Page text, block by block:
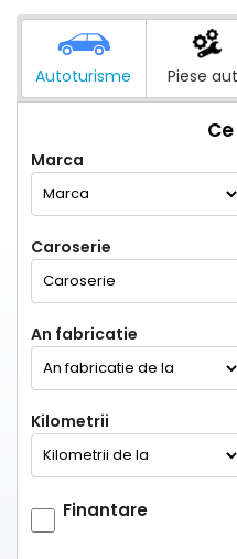
Autoturisme Piese
Marca
Caroserie
An fabricatie
Kilometrii
Finantare